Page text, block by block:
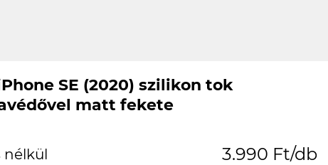
SE (2020) szilikon tok
matt fekete
nélkül 3.990 Ft/db